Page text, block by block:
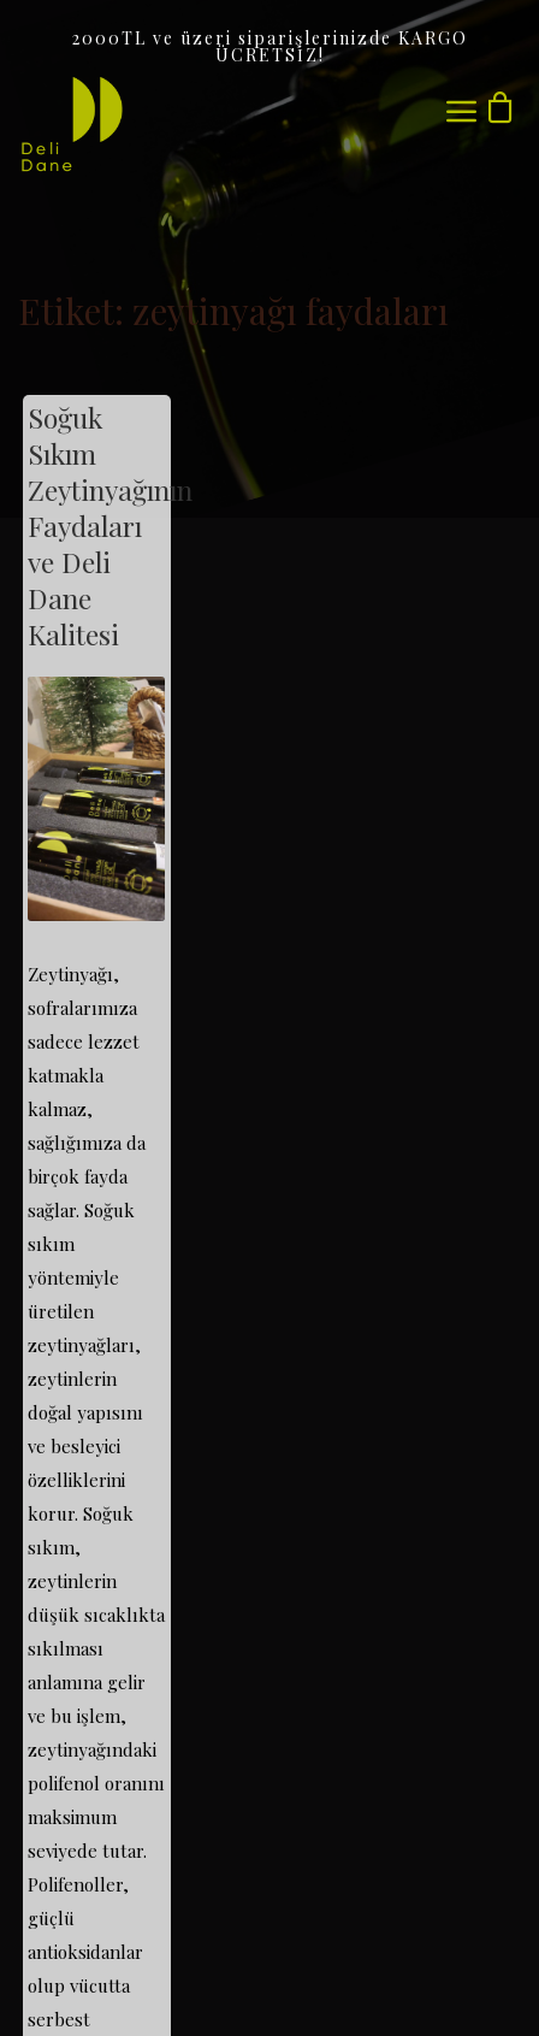
2000TL ve üzeri siparişlerinizde KARGO
ÜCRETSİZ!
Sepetinizde ürün bulunmuyor.
Etiket: zeytinyağı faydaları
Soğuk
Sıkım
Zeytinyağının
Faydaları
ve Deli
Dane
Kalitesi
Zeytinyağı,
sofralarımıza
sadece lezzet
katmakla
kalmaz,
sağlığımıza da
birçok fayda
sağlar. Soğuk
sıkım
yöntemiyle
üretilen
zeytinyağları,
zeytinlerin
doğal yapısını
ve besleyici
özelliklerini
korur. Soğuk
sıkım,
zeytinlerin
düşük sıcaklıkta
sıkılması
anlamına gelir
ve bu işlem,
zeytinyağındaki
polifenol oranını
maksimum
seviyede tutar.
Polifenoller,
güçlü
antioksidanlar
olup vücutta
serbest